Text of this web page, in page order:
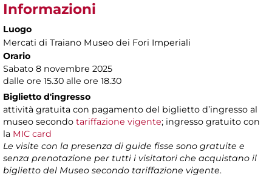
Informazioni
Luogo
Mercati di Traiano Museo dei Fori Imperiali
Orario
Sabato 8 novembre 2025
dalle ore 15.30 alle ore 18.30
Biglietto d'ingresso
attività gratuita con pagamento del biglietto d’ingresso al
museo secondo tariffazione vigente; ingresso gratuito con
la MIC card
Le visite con la presenza di guide fisse sono gratuite e
senza prenotazione per tutti i visitatori che acquistano il
biglietto del Museo secondo tariffazione vigente.